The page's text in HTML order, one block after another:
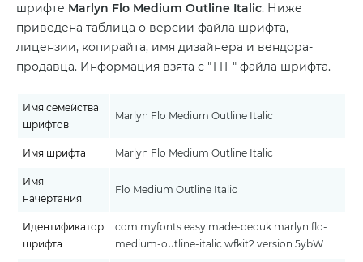
шрифте Marlyn Flo Medium Outline Italic. Ниже
приведена таблица о версии файла шрифта,
лицензии, копирайта, имя дизайнера и вендора-
продавца. Информация взята с "TTF" файла шрифта.
Имя семейства
шрифтов
Marlyn Flo Medium Outline Italic
Имя шрифта Marlyn Flo Medium Outline Italic
Имя
начертания
Flo Medium Outline Italic
Идентификатор
шрифта
com.myfonts.easy.made-deduk.marlyn.flo-
medium-outline-italic.wfkit2.version.5ybW